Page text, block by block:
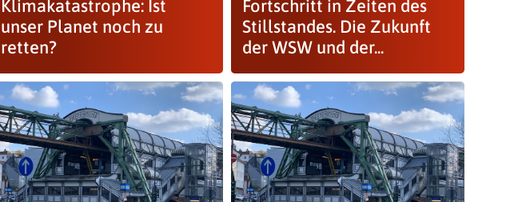
Klimakatastrophe: Ist
unser Planet noch zu
retten?
Fortschritt in Zeiten des
Stillstandes. Die Zukunft
der WSW und der...